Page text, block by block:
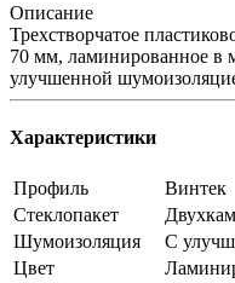
Описание
Трехстворчатое
70 мм, ламинированное в
улучшенной
Характеристики
Профиль
Винтек
Стеклопакет
Шумоизоляция
С
Цвет